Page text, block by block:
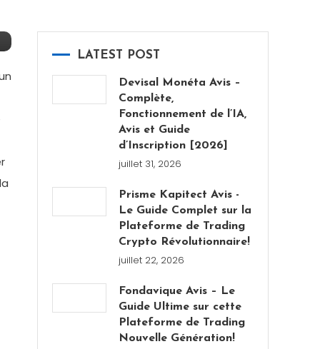
LATEST POST
Devisal Monéta Avis –
Complète,
Fonctionnement de l’IA,
Avis et Guide
d’Inscription [2026]
juillet 31, 2026
Prisme Kapitect Avis -
Le Guide Complet sur la
Plateforme de Trading
Crypto Révolutionnaire!
juillet 22, 2026
Fondavique Avis – Le
Guide Ultime sur cette
Plateforme de Trading
Nouvelle Génération!